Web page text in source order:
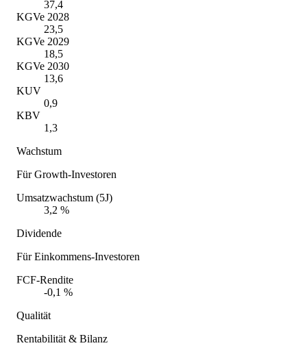
37,4
KGVe 2028
23,5
KGVe 2029
18,5
KGVe 2030
13,6
KUV
0,9
KBV
1,3
Wachstum
Für Growth-Investoren
Umsatzwachstum (5J)
3,2 %
Dividende
Für Einkommens-Investoren
FCF-Rendite
-0,1 %
Qualität
Rentabilität & Bilanz